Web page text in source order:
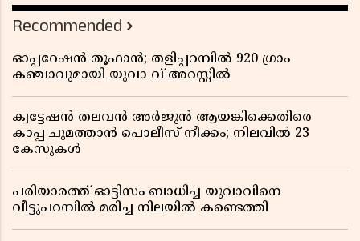
Recommended
ഓപ്പറേഷൻ തൂഫാൻ; തളിപ്പറമ്പിൽ 920 ഗ്രാം
കഞ്ചാവുമായി യുവാ വ് അറസ്റ്റിൽ
ക്വട്ടേഷൻ തലവൻ അർജുൻ ആയങ്കിക്കെതിരെ
കാപ്പ ചുമത്താൻ പൊലീസ് നീക്കം; നിലവിൽ 23
കേസുകൾ
പരിയാരത്ത് ഓട്ടിസം ബാധിച്ച യുവാവിനെ
വീട്ടുപറമ്പിൽ മരിച്ച നിലയിൽ കണ്ടെത്തി